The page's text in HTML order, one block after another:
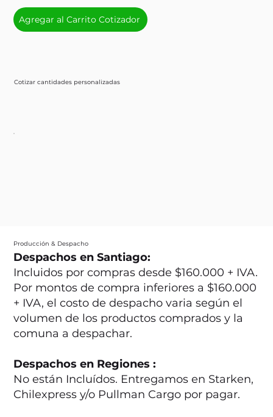
Cotizar cantidades personalizadas
Agregar al Carrito Cotizador
Producción & Despacho
Despachos en Santiago:
Incluidos por compras desde $160.000 + IVA.
Por montos de compra inferiores a $160.000
+ IVA, el costo de despacho varia según el
volumen de los productos comprados y la
comuna a despachar.
Despachos en Regiones :
No están Incluídos. Entregamos en Starken,
Chilexpress y/o Pullman Cargo por pagar.